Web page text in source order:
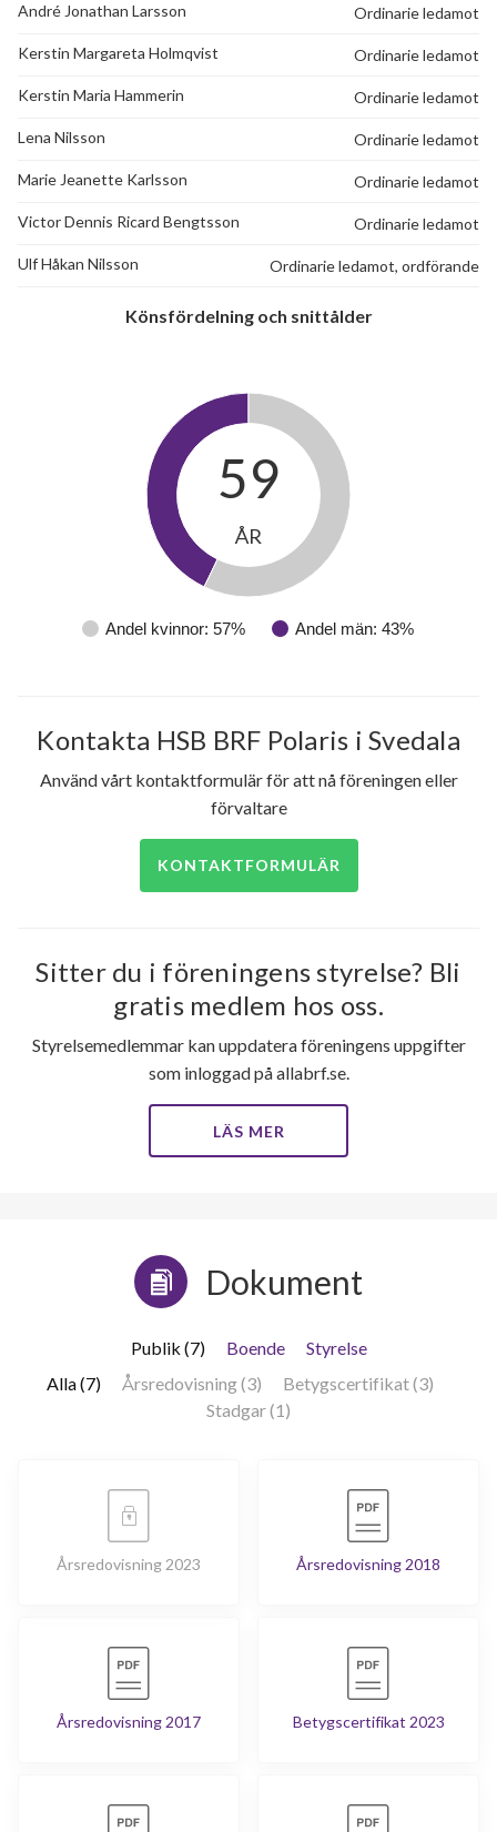
André Jonathan Larsson Ordinarie ledamot
Kerstin Margareta Holmqvist Ordinarie ledamot
Kerstin Maria Hammerin Ordinarie ledamot
Lena Nilsson Ordinarie ledamot
Marie Jeanette Karlsson Ordinarie ledamot
Victor Dennis Ricard Bengtsson Ordinarie ledamot
Ulf Håkan Nilsson Ordinarie ledamot, ordförande
Könsfördelning och snittålder
Andel kvinnor: 57% Andel män: 43%
59
ÅR
Kontakta HSB BRF Polaris i Svedala
Använd vårt kontaktformulär för att nå föreningen eller
förvaltare
KONTAKTFORMULÄR
Sitter du i föreningens styrelse? Bli
gratis medlem hos oss.
Styrelsemedlemmar kan uppdatera föreningens uppgifter
som inloggad på allabrf.se.
LÄS MER
Dokument
Publik (7) Boende
Styrelse
Alla (7)
Årsredovisning (3)
Betygscertifikat (3)
Stadgar (1)
Årsredovisning 2023 Årsredovisning 2018
Årsredovisning 2017 Betygscertifikat 2023